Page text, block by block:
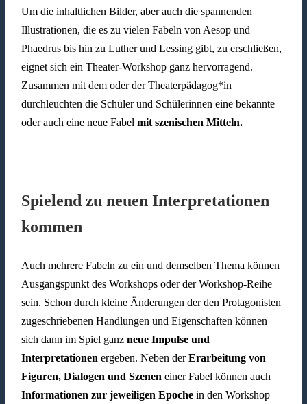
Um die inhaltlichen Bilder, aber auch die spannenden
Illustrationen, die es zu vielen Fabeln von Aesop und
Phaedrus bis hin zu Luther und Lessing gibt, zu erschließen,
eignet sich ein Theater-Workshop ganz hervorragend.
Zusammen mit dem oder der Theaterpädagog*in
durchleuchten die Schüler und Schülerinnen eine bekannte
oder auch eine neue Fabel mit szenischen Mitteln.
Spielend zu neuen Interpretationen
kommen
Auch mehrere Fabeln zu ein und demselben Thema können
Ausgangspunkt des Workshops oder der Workshop-Reihe
sein. Schon durch kleine Änderungen der den Protagonisten
zugeschriebenen Handlungen und Eigenschaften können
sich dann im Spiel ganz neue Impulse und
Interpretationen ergeben. Neben derErarbeitung von
Figuren, Dialogen und Szenen einer Fabel können auch
Informationen zur jeweiligen Epochein den Workshop